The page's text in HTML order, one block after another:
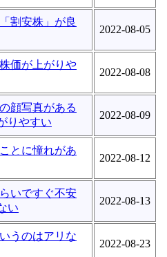
割安株」が良
2022-08-05
価が上がりや
2022-08-08
顔写真がある
りやすい
2022-08-09
とに憧れがあ
2022-08-12
いですぐ不安
い
2022-08-13
うのはアリな
2022-08-23